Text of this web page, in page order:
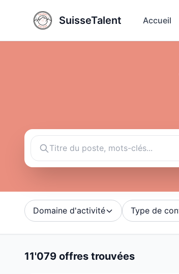
SuisseTalent Accueil
Domaine d'activité Type de
11'079 offres trouvées